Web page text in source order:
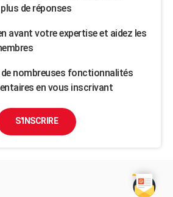
de réponses
avant votre expertise et aidez les
nombreuses fonctionnalités
en vous inscrivant
S'INSCRIRE